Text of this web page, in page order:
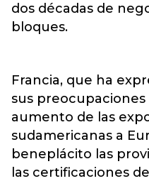
dos décadas de
bloques.
Francia, que ha
sus
aumento de las
sudamericanas a
beneplácito las
las certificaciones